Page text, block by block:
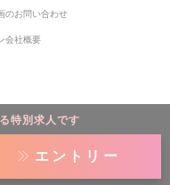
特別求人です
エントリー
のお問い合わせ
会社概要